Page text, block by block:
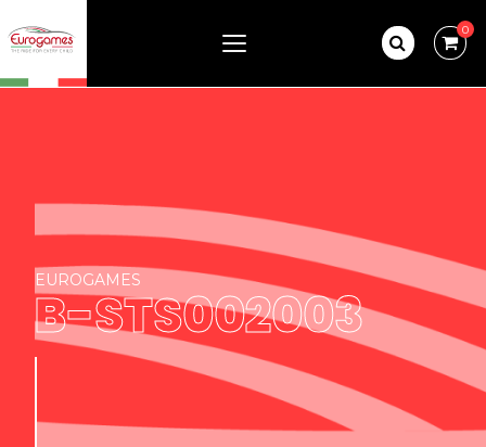
0
EUROGAMES
B-STS002003